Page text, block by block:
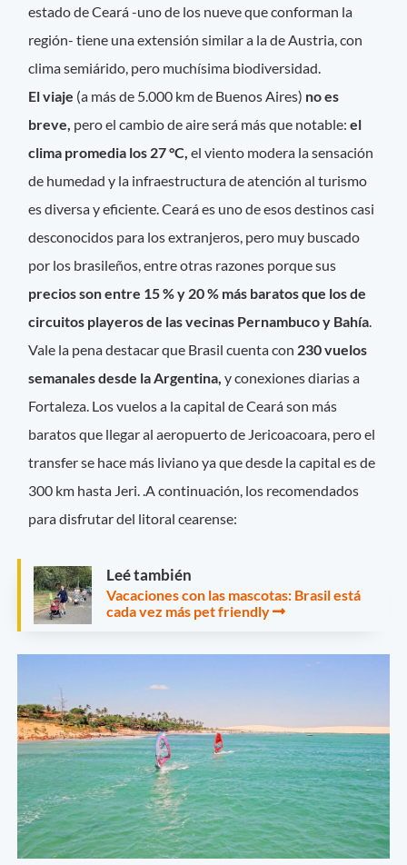
estado de Ceará -uno de los nueve que conforman la
región- tiene una extensión similar a la de Austria, con
clima semiárido, pero muchísima biodiversidad.
El viaje (a más de 5.000 km de Buenos Aires) no es
breve, pero el cambio de aire será más que notable: el
clima promedia los 27 °C, el viento modera la sensación
de humedad y la infraestructura de atención al turismo
es diversa y eficiente. Ceará es uno de esos destinos casi
desconocidos para los extranjeros, pero muy buscado
por los brasileños, entre otras razones porque sus
precios son entre 15 % y 20 % más baratos que los de
circuitos playeros de las vecinas Pernambuco y Bahía
Vale la pena destacar que Brasil cuenta con 230 vuelos
semanales desde la Argentina, y conexiones diarias a
Fortaleza. Los vuelos a la capital de Ceará son más
baratos que llegar al aeropuerto de Jericoacoara, pero el
transfer se hace más liviano ya que desde la capital es de
300 km hasta Jeri. .A continuación, los recomendados
para disfrutar del litoral cearense:
Leé también
Vacaciones con las mascotas: Brasil está
cada vez más pet friendly